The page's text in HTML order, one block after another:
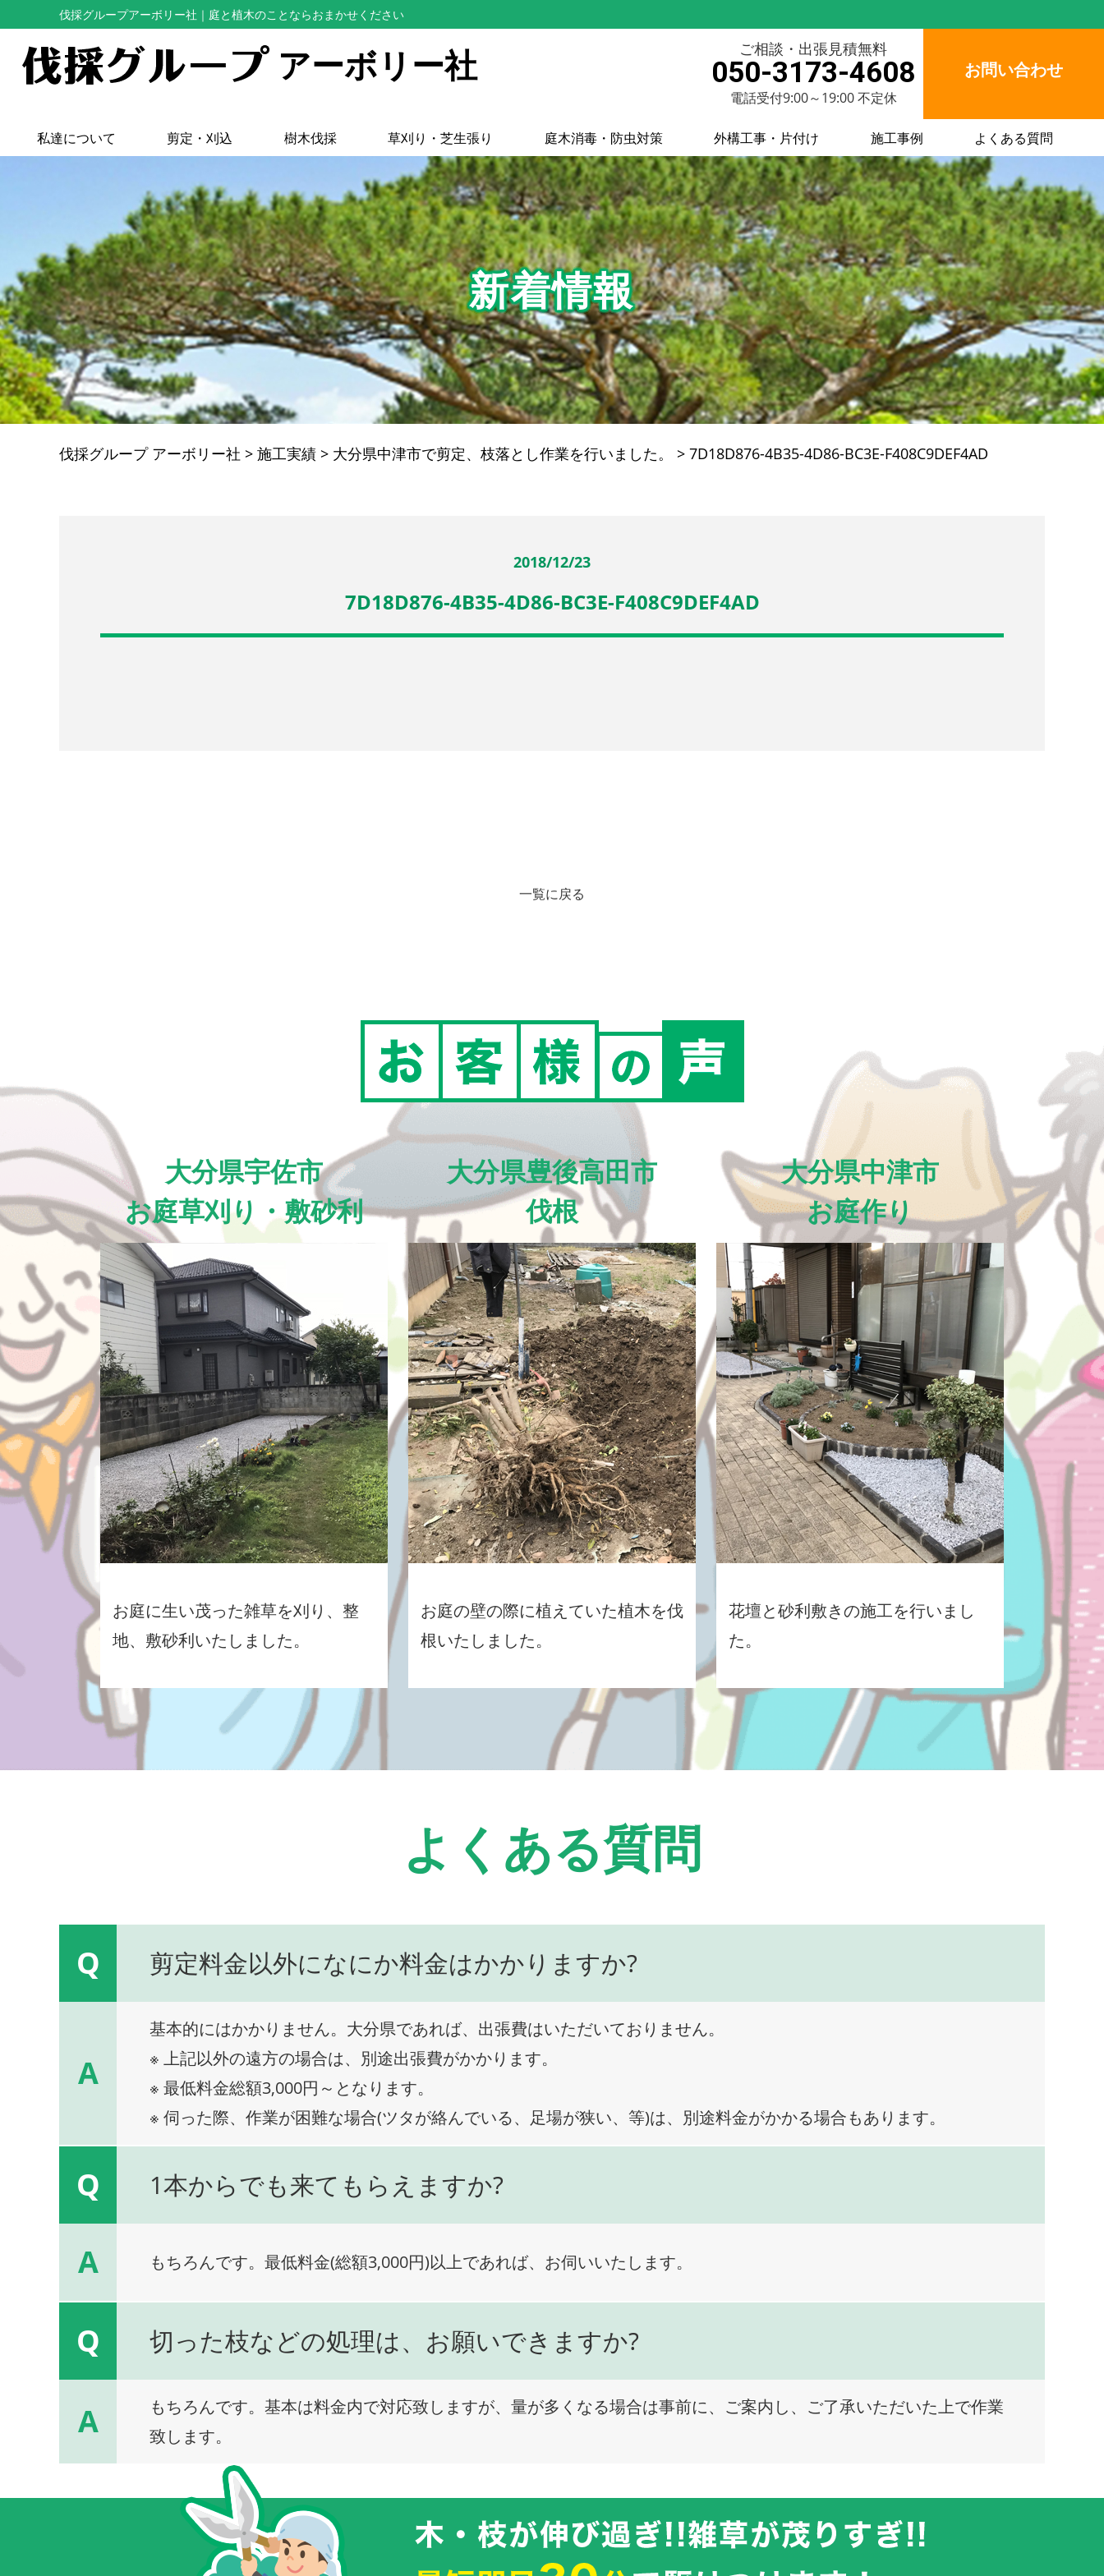
伐採グループアーボリー社 ｜庭と植木のことならおまかせください
アーボリー社 ご相談・出張見積無料
050-3173-4608
電話受付9:00～19:00 不定休
お問い合わせ
私達について 剪定・刈込 樹木伐採 草刈り・芝生張り 庭木消毒・防虫対策 外構工事・片付け 施工事例 よくある質問
新着情報
伐採グループ アーボリー社 > 施工実績 > 大分県中津市で剪定、枝落とし作業を行いました。 > 7D18D876-4B35-4D86-BC3E-F408C9DEF4AD
2018/12/23
7D18D876-4B35-4D86-BC3E-F408C9DEF4AD
一覧に戻る
大分県宇佐市
お庭草刈り・敷砂利
お庭に生い茂った雑草を刈り、整
地、敷砂利いたしました。
大分県豊後高田市
伐根
お庭の壁の際に植えていた植木を伐
根いたしました。
大分県中津市
お庭作り
花壇と砂利敷きの施工を行いまし
た。
よくある質問
Q 剪定料金以外になにか料金はかかりますか?
A
基本的にはかかりません。大分県であれば、出張費はいただいておりません。
※ 上記以外の遠方の場合は、別途出張費がかかります。
※ 最低料金総額3,000円～となります。
※ 伺った際、作業が困難な場合(ツタが絡んでいる、足場が狭い、等)は、別途料金がかかる場合もあります。
Q 1本からでも来てもらえますか?
A もちろんです。最低料金(総額3,000円)以上であれば、お伺いいたします。
Q 切った枝などの処理は、お願いできますか?
A
もちろんです。基本は料金内で対応致しますが、量が多くなる場合は事前に、ご案内し、ご了承いただいた上で作業
致します。